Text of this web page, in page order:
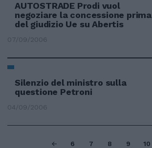
AUTOSTRADE Prodi vuol
negoziare la concessione prima
del giudizio Ue su Abertis
07/09/2006
Silenzio del ministro sulla
questione Petroni
04/09/2006
6 7 8 9 10